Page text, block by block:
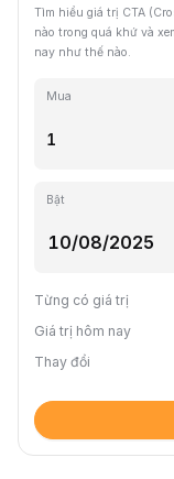
Tìm hiểu giá trị CTA
nào trong quá khứ và
nay như thế nào.
Mua
Bật
Từng có giá trị
Giá trị hôm nay
Thay đổi